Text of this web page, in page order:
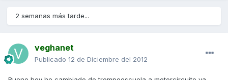
2 semanas más tarde...
veghanet
Publicado 12 de Diciembre del 2012